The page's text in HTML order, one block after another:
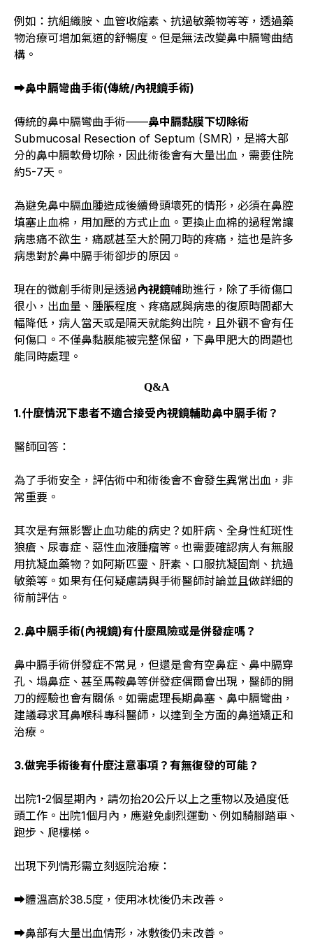
例如：抗組織胺、血管收縮素、抗過敏藥物等等，透過藥
物治療可增加氣道的舒暢度。但是無法改變鼻中膈彎曲結
構。
➡鼻中膈彎曲手術(傳統/內視鏡手術)
傳統的鼻中膈彎曲手術——鼻中膈黏膜下切除術
Submucosal Resection of Septum (SMR)，是將大部
分的鼻中膈軟骨切除，因此術後會有大量出血，需要住院
約5-7天。
為避免鼻中膈血腫造成後續骨頭壞死的情形，必須在鼻腔
填塞止血棉，用加壓的方式止血。更換止血棉的過程常讓
病患痛不欲生，痛感甚至大於開刀時的疼痛，這也是許多
病患對於鼻中膈手術卻步的原因。
現在的微創手術則是透過內視鏡輔助進行，除了手術傷口
很小，出血量、腫脹程度、疼痛感與病患的復原時間都大
幅降低，病人當天或是隔天就能夠出院，且外觀不會有任
何傷口。不僅鼻黏膜能被完整保留，下鼻甲肥大的問題也
能同時處理。
Q&A
1.什麼情況下患者不適合接受內視鏡輔助鼻中膈手術？
醫師回答：
為了手術安全，評估術中和術後會不會發生異常出血，非
常重要。
其次是有無影響止血功能的病史？如肝病、全身性紅斑性
狼瘡、尿毒症、惡性血液腫瘤等。也需要確認病人有無服
用抗凝血藥物？如阿斯匹靈、肝素、口服抗凝固劑、抗過
敏藥等。如果有任何疑慮請與手術醫師討論並且做詳細的
術前評估。
2.鼻中膈手術(內視鏡)有什麼風險或是併發症嗎？
鼻中膈手術併發症不常見，但還是會有空鼻症、鼻中膈穿
孔、塌鼻症、甚至馬鞍鼻等併發症偶爾會出現，醫師的開
刀的經驗也會有關係。如需處理長期鼻塞、鼻中膈彎曲，
建議尋求耳鼻喉科專科醫師，以達到全方面的鼻道矯正和
治療。
3.做完手術後有什麼注意事項？有無復發的可能？
出院1-2個星期內，請勿抬20公斤以上之重物以及過度低
頭工作。出院1個月內，應避免劇烈運動、例如騎腳踏車、
跑步、爬樓梯。
出現下列情形需立刻返院治療：
➡體溫高於38.5度，使用冰枕後仍未改善。
➡鼻部有大量出血情形，冰敷後仍未改善。